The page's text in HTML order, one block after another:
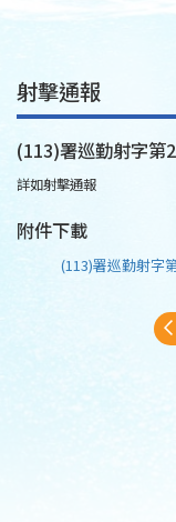
射擊通報
(113)署巡勤射字第
詳如射擊通報
附件下載
(113)署巡勤射字